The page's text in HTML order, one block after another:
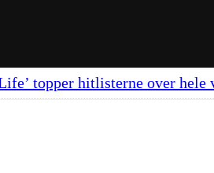
topper hitlisterne over hele